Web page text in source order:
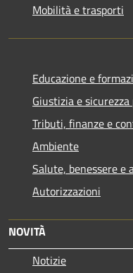
Mobilità e trasporti
Educazione e
Giustizia e
Tributi, finanze e
Ambiente
Salute, benessere e
Autorizzazioni
NOVITÀ
Notizie